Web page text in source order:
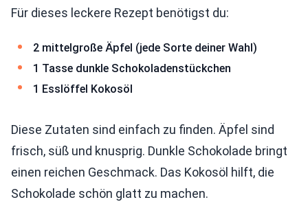
Für dieses leckere Rezept benötigst du:
2 mittelgroße Äpfel (jede Sorte deiner Wahl)
1 Tasse dunkle Schokoladenstückchen
1 Esslöffel Kokosöl
Diese Zutaten sind einfach zu finden. Äpfel sind
frisch, süß und knusprig. Dunkle Schokolade bringt
einen reichen Geschmack. Das Kokosöl hilft, die
Schokolade schön glatt zu machen.